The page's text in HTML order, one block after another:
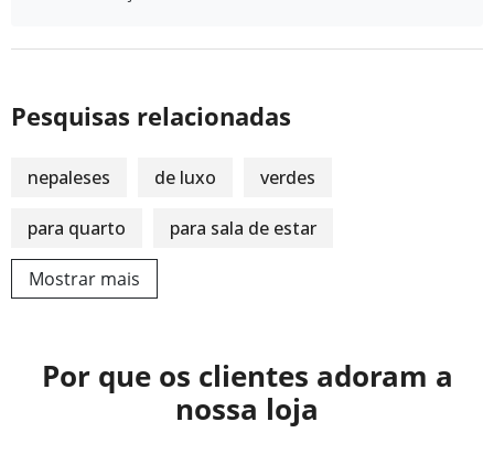
Pesquisas relacionadas
nepaleses de luxo verdes
para quarto para sala de estar
Mostrar mais
Por que os clientes adoram a
nossa loja